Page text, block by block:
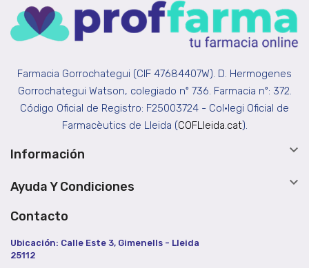
Farmacia Gorrochategui (CIF 47684407W). D. Hermogenes
Gorrochategui Watson, colegiado nº 736. Farmacia nº: 372.
Código Oficial de Registro: F25003724 - Col•legi Oficial de
Farmacèutics de Lleida (COFLleida.cat).
Información 
Ayuda Y Condiciones 
Contacto
Ubicación: Calle Este 3, Gimenells - Lleida
25112